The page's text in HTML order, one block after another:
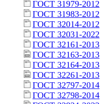
ГОСТ 31979-2012
ГОСТ 31983-2012
ГОСТ 32014-2012
ГОСТ 32031-2022
ГОСТ 32161-2013
ГОСТ 32163-2013
ГОСТ 32164-2013
ГОСТ 32261-2013
ГОСТ 32797-2014
ГОСТ 32798-2014